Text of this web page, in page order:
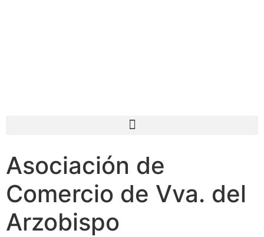
Asociación de
Comercio de Vva. del
Arzobispo